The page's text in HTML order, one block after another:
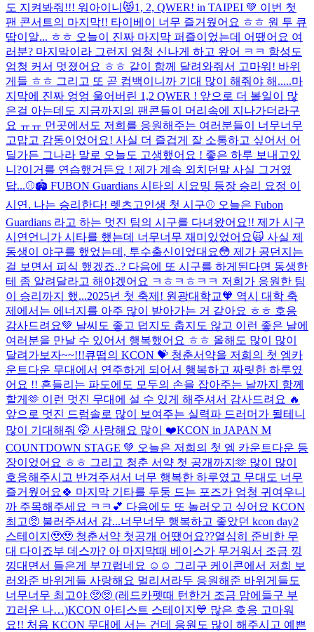
도 지켜봐줘!!! 워아이니😻1, 2, QWER! in TAIPEI 💚 이번 첫
팬 콘서트의 마지막!! 타이베이 너무 즐거웠어요 ㅎㅎ 원 투 큐
땁이알... ㅎㅎ 오늘이 진짜 마지막 퍼즐이었는데 어땠어요 여
러분? 마지막이라 그런지 엄청 신나게 하고 왔어 ㅋㅋ 함성도
엄청 커서 멋졌어요 ㅎㅎ 같이 함께 달려와줘서 고마워! 바위
게들 ㅎㅎ 그리고 또 곧 컴백이니까 기대 많이 해줘야 해.....마
지막에 진짜 엉엉 울어버린 1,2 QWER ! 앞으로 더 볼일이 많
은걸 아는데도 지금까지의 팬콘들이 머리속에 지나가더라구
요 ㅠㅠ 먼곳에서도 저희를 응원해주는 여러분들이 너무너무
고맙고 감동이었어요! 사실 더 즐겁게 잘 소통하고 싶어서 어
딜가든 그나라 말로 오늘도 고생했어요 ! 좋은 하루 보내고있
니?이거를 연습했거든요 ! 제가 계속 외치던말 사실 그거였
답...⚾️🏟️ FUBON Guardians 시타의 시요밍 등장 승리 요정 이
시연. 나는 승리한다! 렛츠고인생 첫 시구⚾️ 오늘은 Fubon
Guardians 라고 하는 멋진 팀의 시구를 다녀왔어요!! 제가 시구
시연언니가 시타를 했는데 너무너무 재미있었어요🙀 사실 제
동생이 야구를 했었는데, 투수출신이었대요😳 제가 공던지는
걸 보면서 피식 했겠죠..? 다음에 또 시구를 하게된다면 동생한
테 좀 알려달라고 해야겠어요 ㅋㅎㅋㅎㅋㅋ 저희가 응원한 팀
이 승리까지 했...2025년 첫 축제! 원광대학교🧡 역시 대학 축
제에서는 에너지를 아주 많이 받아가는 거 같아요 ㅎㅎ 호응
감사드려요💚 날씨도 좋고 덥지도 춥지도 않고 이런 좋은 날에
여러분을 만날 수 있어서 행복했어요 ㅎㅎ 올해도 많이 많이
달려가보자~~!!!큐떱의 KCON 💝 청춘서약을 저희의 첫 엠카
운트다운 무대에서 연주하게 되어서 행복하고 짜릿한 하루였
어요 !! 흔들리는 파도에도 모두의 손을 잡아주는 날까지 함께
할게🫶 이런 멋진 무대에 설 수 있게 해주셔서 감사드려요 🔥
앞으로 멋진 드럼솔로 많이 보여주는 실력파 드러머가 될테니
많이 기대해줘 🤭 사랑해요 많이 ❤️KCON in JAPAN M
COUNTDOWN STAGE 💚 오늘은 저희의 첫 엠 카운트다운 등
장이었어요 ㅎㅎ 그리고 청춘 서약 첫 공개까지🫶 많이 많이
호응해주시고 반겨주셔서 너무 행복한 하루였고 무대도 너무
즐거웠어요🍀 마지막 기타를 두둥 드는 포즈가 엄청 귀여우니
까 주목해주세요 ㅋㅋ💕 다음에도 또 놀러오고 싶어요 KCON
최고🥺 불러주셔서 감...너무너무 행복하고 좋았던 kcon day2
스테이지🥹🥹 청춘서약 첫공개 어땠어요??열심히 준비한 무
대 다이죠부 데스까? 아 마지막때 베이스가 무거워서 조금 낑
낑대면서 들은게 부끄럽네요 ☺️☺️ 그리구 케이콘에서 저희 보
러와준 바위게들 사랑해요 멀리서라두 응원해준 바위게들도
너무너무 최고야 🥺🥺 (레드카펫때 턴한거 조금 맘에들구 부
끄러운 나…)KCON 아티스트 스테이지💙 많은 호응 고마워
요!! 처음 KCON 무대에 서는 건데 응원도 많이 해주시고 예쁜